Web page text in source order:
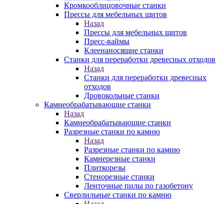
Кромкооблицовочные станки
Прессы для мебельных щитов
Назад
Прессы для мебельных щитов
Пресс-ваймы
Клеенаносящие станки
Станки для переработки древесных отходов
Назад
Станки для переработки древесных
отходов
Дровокольные станки
Камнеобрабатывающие станки
Назад
Камнеобрабатывающие станки
Разрезные станки по камню
Назад
Разрезные станки по камню
Камнерезные станки
Плиткорезы
Стенорезные станки
Ленточные пилы по газобетону
Сверлильные станки по камню